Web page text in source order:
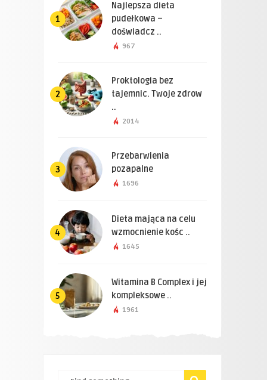
1
Najlepsza dieta
pudełkowa –
doświadcz ..
967
2
Proktologia bez
tajemnic. Twoje zdrow
..
2014
3
Przebarwienia
pozapalne
1696
4
Dieta mająca na celu
wzmocnienie kośc ..
1645
5
Witamina B Complex i jej
kompleksowe ..
1961